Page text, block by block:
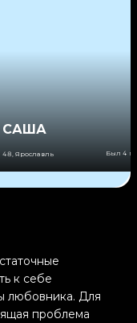
САША
48 Ярославль Был 4
к себе
любовника. Для
проблема